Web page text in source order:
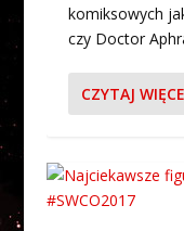
komiksowych
czy Doctor
CZYTAJ